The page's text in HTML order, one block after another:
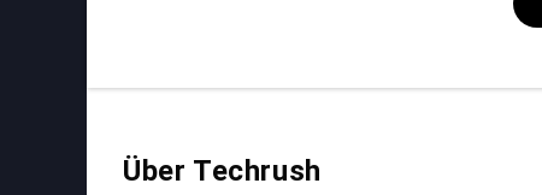
Über Techrush